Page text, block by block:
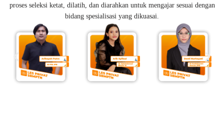
proses seleksi ketat, dilatih, dan diarahkan untuk mengajar sesuai dengan
bidang spesialisasi yang dikuasai.